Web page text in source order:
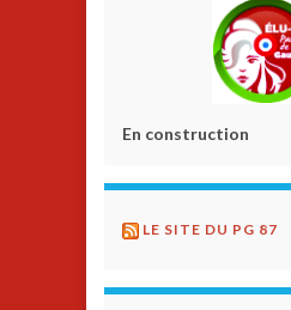
En construction
LE SITE DU PG 87